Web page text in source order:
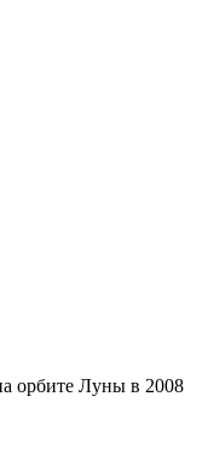
орбите Луны в 2008